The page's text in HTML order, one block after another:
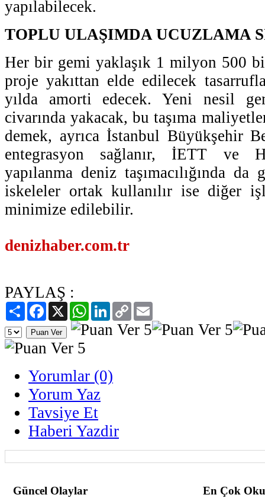
yapılabilecek.
TOPLU ULAŞIMDA UCUZLAMA
Her bir gemi yaklaşık 1 milyon 500
proje yakıttan elde edilecek
yılda amorti edecek. Yeni nesil
civarında yakacak, bu taşıma
demek, ayrıca İstanbul Büyükşehir
entegrasyon sağlanır, İETT ve
yapılanma deniz taşımacılığında
iskeleler ortak kullanılır ise diğer
minimize edilebilir.
denizhaber.com.tr
PAYLAŞ :
PaylaşFacebook
X WhatsAppLinkedIn
Copy
Link
Yorumlar (0)
Yorum Yaz
Tavsiye Et
Haberi Yazdir
Güncel Olaylar En Çok